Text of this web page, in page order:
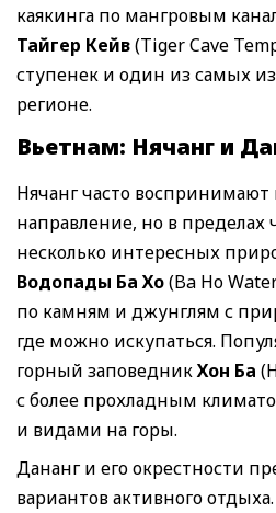
каякинга по мангровым
Тайгер Кейв(Tiger Cave
ступенек и один из самых
регионе.
Вьетнам: Нячанг и
Нячанг часто воспринимают
направление, но в пределах
несколько интересных
Водопады Ба Хо(Ba Ho
по камням и джунглям с
где можно искупаться.
горный заповедникХон Ба
с более прохладным
и видами на горы.
Дананг и его окрестности
вариантов активного